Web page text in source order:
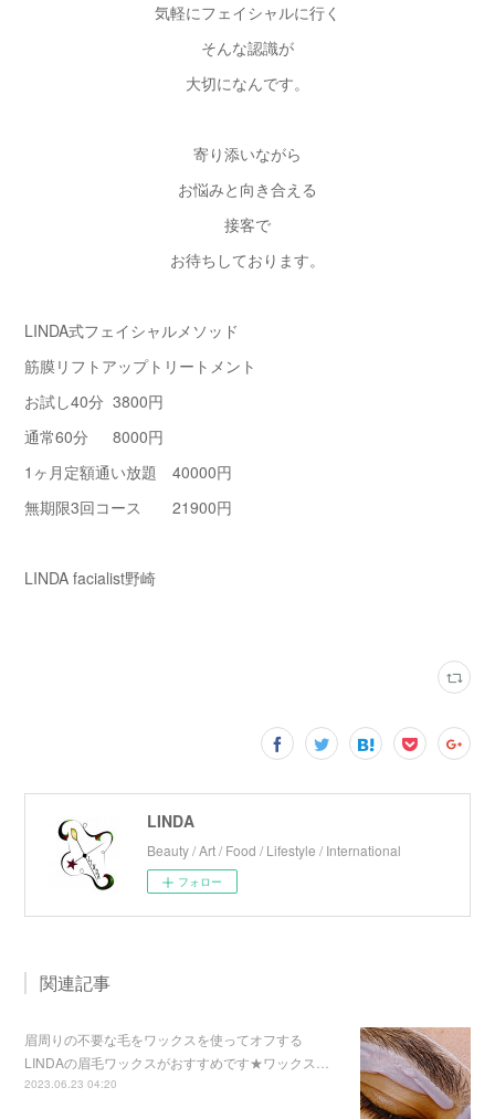
気軽にフェイシャルに行く
そんな認識が
大切になんです。
寄り添いながら
お悩みと向き合える
接客で
お待ちしております。
LINDA式フェイシャルメソッド
筋膜リフトアップトリートメント
お試し40分 3800円
通常60分 8000円
1ヶ月定額通い放題 40000円
無期限3回コース 21900円
LINDA facialist野崎
LINDA
Beauty / Art / Food / Lifestyle / International
フォロー
関連記事
眉周りの不要な毛をワックスを使ってオフする
LINDAの眉毛ワックスがおすすめです★ワックス…
2023.06.23 04:20